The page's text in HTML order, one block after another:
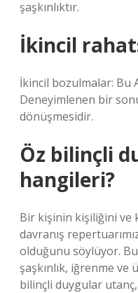
şaşkınlıktır.
İkincil
İkincil bozulmalar: Bu
Deneyimlenen bir
dönüşmesidir.
Öz bilinçli
hangileri?
Bir kişinin kişiliğini ve
davranış
olduğunu söylüyor.
şaşkınlık, iğrenme
bilinçli duygular utanç,